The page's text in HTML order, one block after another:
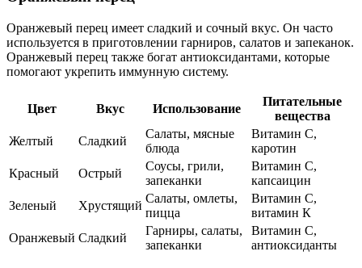
Оранжевый перец имеет сладкий и сочный вкус. Он часто
используется в приготовлении гарниров, салатов и запеканок.
Оранжевый перец также богат антиоксидантами, которые
помогают укрепить иммунную систему.
Цвет Вкус Использование
Питательные
вещества
Желтый
Сладкий
Салаты, мясные
блюда
Витамин С,
каротин
Красный
Острый
Соусы, грили,
запеканки
Витамин С,
капсаицин
Зеленый
Хрустящий
Салаты, омлеты,
пицца
Витамин С,
витамин К
Оранжевый Сладкий
Гарниры, салаты,
запеканки
Витамин С,
антиоксиданты